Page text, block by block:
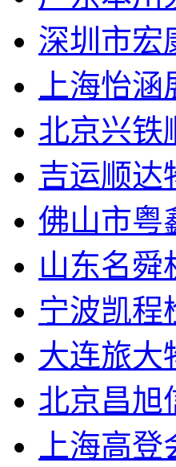
深圳市宏
上海怡
北京兴铁
吉运顺达
佛山市粤
山东名舜
宁波凯程
大连旅大
北京昌旭
上海高